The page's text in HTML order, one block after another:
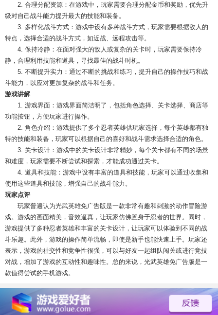
2. 合理分配资源：在游戏中，玩家需要合理分配金币和奖励，优先升
级对自己战斗能力提升最大的技能和装备。
3. 多样化战斗方式：游戏中设有多种战斗方式，玩家需要根据敌人的
特点，选择合适的战斗方式，如近战、远程攻击等。
4. 保持冷静：在面对强大的敌人或复杂的关卡时，玩家需要保持冷
静，合理利用技能和道具，寻找最佳的战斗时机。
5. 不断提升实力：通过不断的挑战和练习，提升自己的操作技巧和战
斗能力，以应对更加复杂的战斗和任务。
游戏讲解
1. 游戏界面：游戏界面简洁明了，包括角色选择、关卡选择、商店等
功能按钮，方便玩家进行操作。
2. 角色介绍：游戏提供了多个忍者英雄供玩家选择，每个英雄都有独
特的技能和装备，玩家可以根据自己的喜好和战斗需求选择合适的角色。
3. 关卡设计：游戏中的关卡设计非常精妙，每个关卡都有不同的场景
和难度，玩家需要不断尝试和探索，才能成功通过关卡。
4. 道具和技能：游戏中设有丰富的道具和技能，玩家可以通过收集和
使用这些道具和技能，增强自己的战斗能力。
玩家点评
玩家普遍认为光武英雄免广告版是一款非常有趣和刺激的动作冒险游
戏。游戏的画面精美，音效逼真，让玩家仿佛置身于忍者的世界。同时，
游戏提供了多种忍者英雄和丰富的关卡设计，让玩家可以体验到不同的战
斗乐趣。此外，游戏的操作简单流畅，即使是新手也能快速上手。玩家还
表示，游戏的社交性和竞争性很强，可以与好友一起组队闯关或进行竞技
对战，增加了游戏的互动性和趣味性。总的来说，光武英雄免广告版是一
款值得尝试的手机游戏。